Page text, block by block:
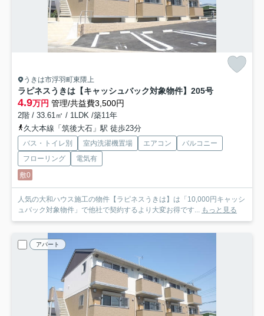
うきは市浮羽町東隈上
ラピネスうきは【キャッシュバック対象物件】 205号
4.9万円 管理/共益費3,500円
2階 / 33.61㎡ / 1LDK /築11年
久大本線「筑後大石」駅 徒歩23分
バス・トイレ別 室内洗濯機置場 エアコン
バルコニー
フローリング
電気有
敷0
人気の大和ハウス施工の物件【ラピネスうきは】は「10,000円キャッシ
ュバック対象物件」で他社で契約するより大変お得です... もっと見る
アパート